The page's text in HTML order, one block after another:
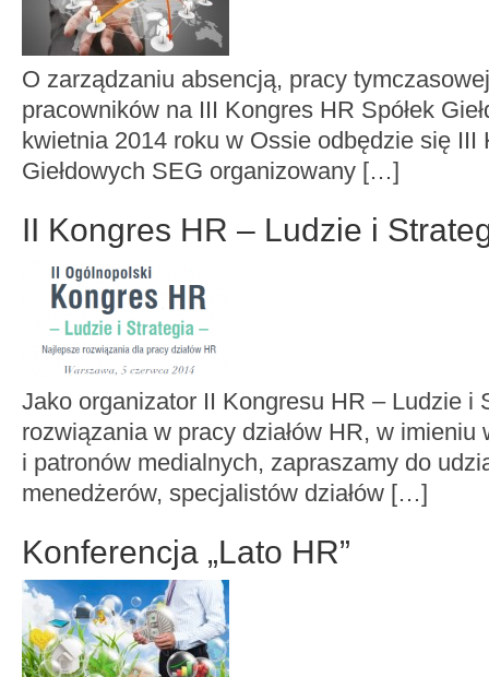
O zarządzaniu absencją, pracy
pracowników na III Kongres HR Spółek
kwietnia 2014 roku w Ossie odbędzie się III
Giełdowych SEG organizowany […]
II Kongres HR – Ludzie i
Jako organizator II Kongresu HR – Ludzie i
rozwiązania w pracy działów HR, w imieniu
i patronów medialnych, zapraszamy do
menedżerów, specjalistów działów […]
Konferencja „Lato HR”